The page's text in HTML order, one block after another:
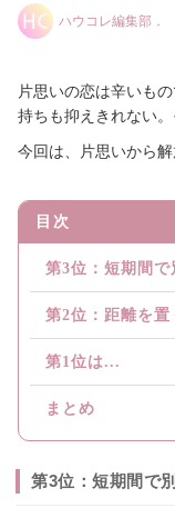
ハウコレ編集部．
片思いの恋は辛いも
持ちも抑えきれない
今回は、片思いから
目次
第3位：短期間で
第2位：距離を置
第1位は...
まとめ
第3位：短期間で